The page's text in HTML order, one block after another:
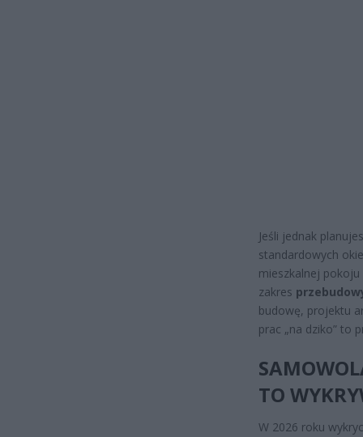
Jeśli jednak
standardowych
mieszkalnej
zakres
budowę, projektu
prac „na dziko” to
TO
W 2026 roku